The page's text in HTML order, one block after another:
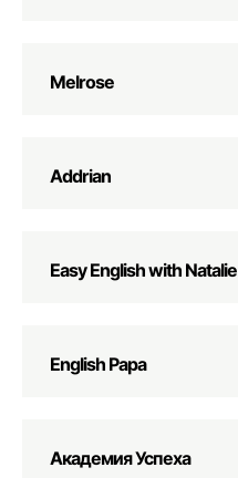
Melrose
Addrian
Easy English with Natalie
English Papa
Академия Успеха